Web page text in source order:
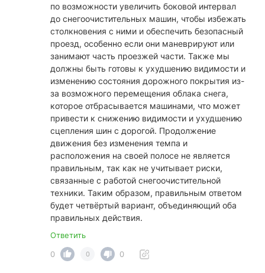
по возможности увеличить боковой интервал
до снегоочистительных машин, чтобы избежать
столкновения с ними и обеспечить безопасный
проезд, особенно если они маневрируют или
занимают часть проезжей части. Также мы
должны быть готовы к ухудшению видимости и
изменению состояния дорожного покрытия из-
за возможного перемещения облака снега,
которое отбрасывается машинами, что может
привести к снижению видимости и ухудшению
сцепления шин с дорогой. Продолжение
движения без изменения темпа и
расположения на своей полосе не является
правильным, так как не учитывает риски,
связанные с работой снегоочистительной
техники. Таким образом, правильным ответом
будет четвёртый вариант, объединяющий оба
правильных действия.
Ответить
0
0 0